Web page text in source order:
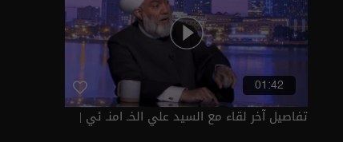
01:42
تفاصيل آخر لقاء مع السيد علي الخـ امنـ ئي |